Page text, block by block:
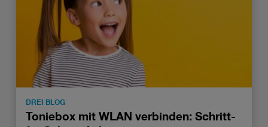
DREI BLOG
Toniebox mit WLAN verbinden: Schritt-